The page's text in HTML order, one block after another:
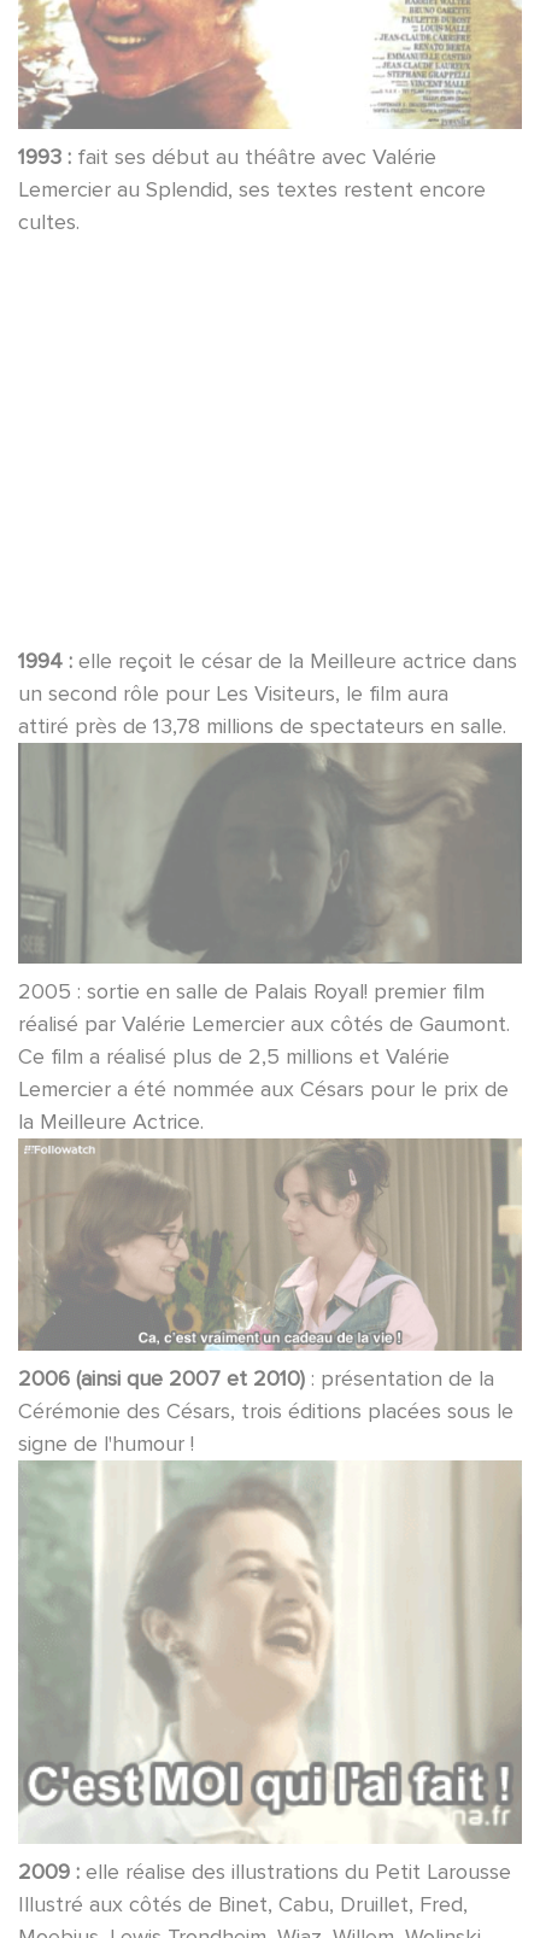
1993 : fait ses début au théâtre avec Valérie
Lemercier au Splendid, ses textes restent encore
cultes.
1994 : elle reçoit le césar de la Meilleure actrice dans
un second rôle pour Les Visiteurs, le film aura
attiré près de 13,78 millions de spectateurs en salle.
2005 : sortie en salle de Palais Royal! premier film
réalisé par Valérie Lemercier aux côtés de Gaumont.
Ce film a réalisé plus de 2,5 millions et Valérie
Lemercier a été nommée aux Césars pour le prix de
la Meilleure Actrice.
2006 (ainsi que 2007 et 2010) : présentation de la
Cérémonie des Césars, trois éditions placées sous le
signe de l'humour !
2009 : elle réalise des illustrations du Petit Larousse
Illustré aux côtés de Binet, Cabu, Druillet, Fred,